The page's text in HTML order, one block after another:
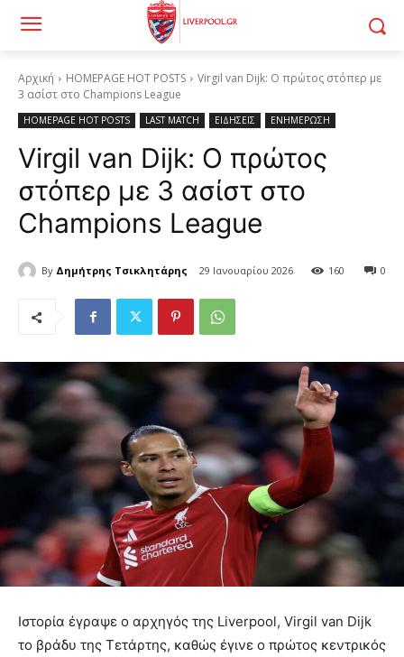
Αρχική HOMEPAGE HOT POSTS
Virgil van Dijk: Ο πρώτος στόπερ με
3 ασίστ στο Champions League
HOMEPAGE HOT POSTS LAST MATCH ΕΙΔΗΣΕΙΣ ΕΝΗΜΕΡΩΣΗ
Virgil van Dijk: Ο πρώτος
στόπερ με 3 ασίστ στο
Champions League
By Δημήτρης Τσικλητάρης 29 Ιανουαρίου 2026 0
160
Ιστορία έγραψε ο αρχηγός της Liverpool, Virgil van Dijk
το βράδυ της Τετάρτης, καθώς έγινε ο πρώτος κεντρικός